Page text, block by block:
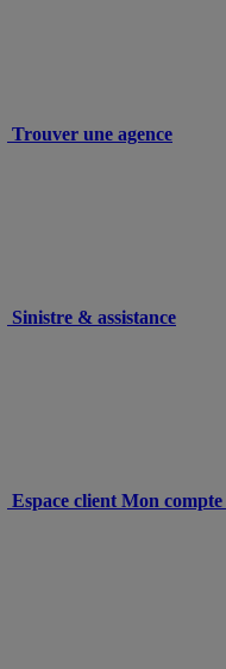
Trouver une agence
Sinistre & assistance
Espace client Mon compte